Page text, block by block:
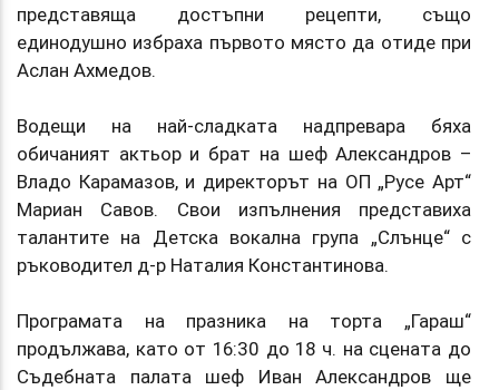
представяща достъпни рецепти, също
единодушно избраха първото място да отиде при
Аслан Ахмедов.
Водещи на най-сладката надпревара бяха
обичаният актьор и брат на шеф Александров –
Владо Карамазов, и директорът на ОП „Русе Арт“
Мариан Савов. Свои изпълнения представиха
талантите на Детска вокална група „Слънце“ с
ръководител д-р Наталия Константинова.
Програмата на празника на торта „Гараш“
продължава, като от 16:30 до 18 ч. на сцената до
Съдебната палата шеф Иван Александров ще